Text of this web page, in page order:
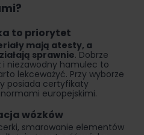
to priorytet
mają atesty, a
sprawnie. Dobrze
i niezawodny hamulec to
lekceważyć. Przy wyborze
posiada certyfikaty
europejskimi.
wózków
smarowanie elementów